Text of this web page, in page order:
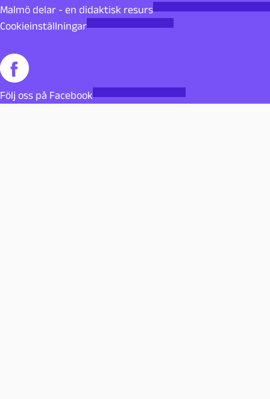
Malmö delar - en didaktisk resurs
Cookieinställningar
Följ oss på Facebook